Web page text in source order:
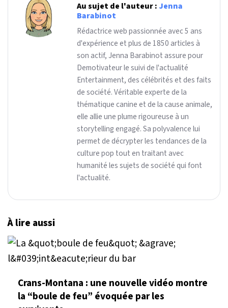
Au sujet de l'auteur : Jenna
Barabinot
Rédactrice web passionnée avec 5 ans
d'expérience et plus de 1850 articles à
son actif, Jenna Barabinot assure pour
Demotivateur le suivi de l'actualité
Entertainment, des célébrités et des faits
de société. Véritable experte de la
thématique canine et de la cause animale,
elle allie une plume rigoureuse à un
storytelling engagé. Sa polyvalence lui
permet de décrypter les tendances de la
culture pop tout en traitant avec
humanité les sujets de société qui font
l'actualité.
À lire aussi
Crans-Montana : une nouvelle vidéo montre
la “boule de feu” évoquée par les